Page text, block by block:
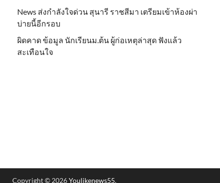
News ส่งกำลังใจด่วน สุนารี ราชสีมา เตรียมเข้าห้องผ่า
บ่ายนี้อีกรอบ
ผิดคาด ข้อมูล นักเรียนม.ต้น ผู้ก่อเหตุล่าสุด ฟังแล้ว
สะเทือนใจ
Copyright © 2026Youlikenews55.